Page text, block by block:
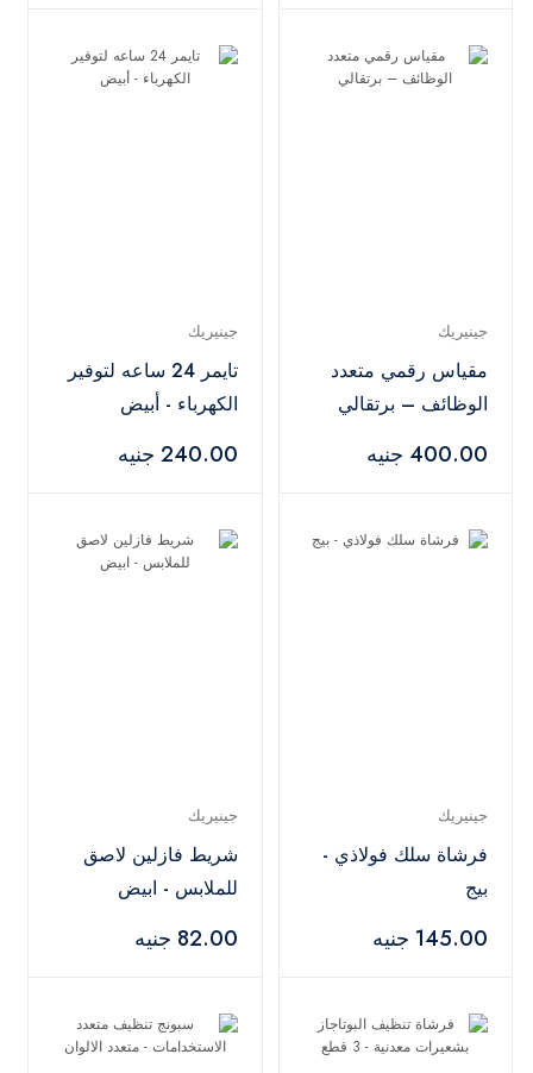
جينيريك
مقياس رقمي متعدد
الوظائف – برتقالي
400.00 جنيه
جينيريك
تايمر 24 ساعه لتوفير
الكهرباء - أبيض
240.00 جنيه
جينيريك
فرشاة سلك فولاذي -
بيج
145.00 جنيه
جينيريك
شريط فازلين لاصق
للملابس - ابيض
82.00 جنيه